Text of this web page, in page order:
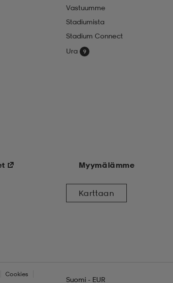
Vastuumme
Stadiumista
Stadium Connect
Ura
Myymälämme
Karttaan
Cookies
Suomi - EUR